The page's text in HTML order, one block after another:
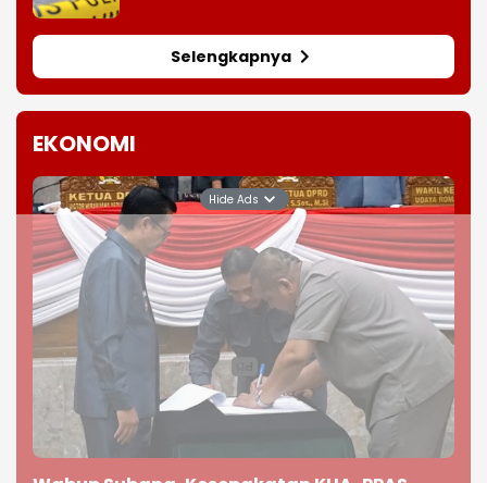
Selengkapnya
EKONOMI
Hide Ads